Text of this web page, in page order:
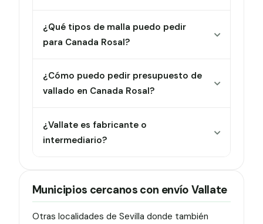
¿Qué tipos de malla puedo pedir
para Canada Rosal?
¿Cómo puedo pedir presupuesto de
vallado en Canada Rosal?
¿Vallate es fabricante o
intermediario?
Municipios cercanos con envío Vallate
Otras localidades de Sevilla donde también